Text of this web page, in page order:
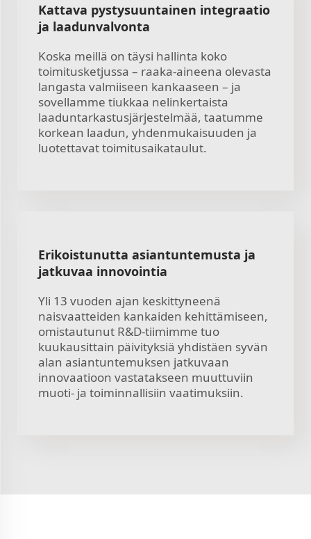
Kattava pystysuuntainen integraatio
ja laadunvalvonta
Koska meillä on täysi hallinta koko
toimitusketjussa – raaka-aineena olevasta
langasta valmiiseen kankaaseen – ja
sovellamme tiukkaa nelinkertaista
laaduntarkastusjärjestelmää, taatumme
korkean laadun, yhdenmukaisuuden ja
luotettavat toimitusaikataulut.
Erikoistunutta asiantuntemusta ja
jatkuvaa innovointia
Yli 13 vuoden ajan keskittyneenä
naisvaatteiden kankaiden kehittämiseen,
omistautunut R&D-tiimimme tuo
kuukausittain päivityksiä yhdistäen syvän
alan asiantuntemuksen jatkuvaan
innovaatioon vastatakseen muuttuviin
muoti- ja toiminnallisiin vaatimuksiin.